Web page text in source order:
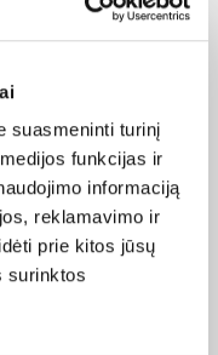
suasmeninti turinį
funkcijas ir
informaciją
reklamavimo ir
prie kitos jūsų
surinktos
pristatymo
priimti patogų
išsirinkite tinkamiausią